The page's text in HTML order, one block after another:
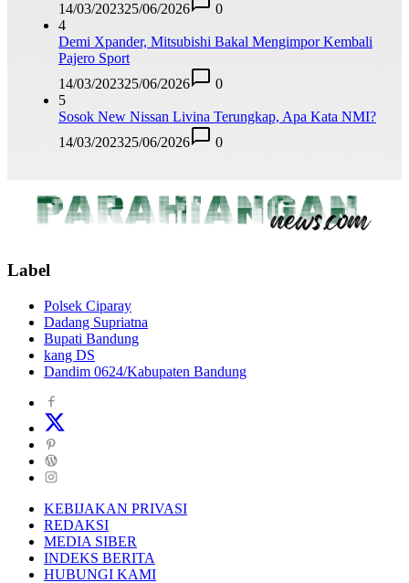
14/03/202325/06/2026
0
4
Demi Xpander, Mitsubishi Bakal Mengimpor Kembali
Pajero Sport
14/03/202325/06/2026
0
5
Sosok New Nissan Livina Terungkap, Apa Kata NMI?
14/03/202325/06/2026 0
Label
Polsek Ciparay
Dadang Supriatna
Bupati Bandung
kang DS
Dandim 0624/Kabupaten Bandung
KEBIJAKAN PRIVASI
REDAKSI
MEDIA SIBER
INDEKS BERITA
HUBUNGI KAMI